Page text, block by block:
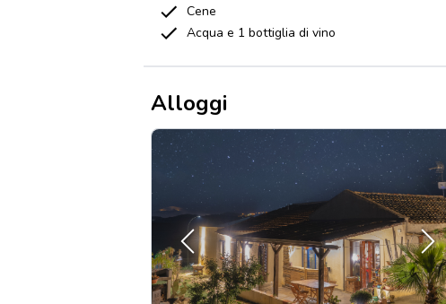
Cene
Acqua e 1 bottiglia di vino
Alloggi